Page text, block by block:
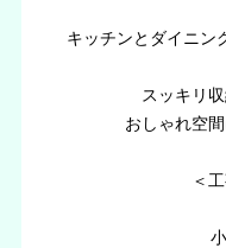
キッチンとダイニン
スッキリ
おしゃれ空
＜